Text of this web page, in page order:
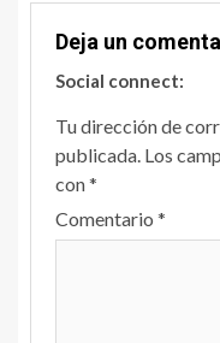
Deja un
Social connect:
Tu dirección de
publicada. Los
con*
Comentario *